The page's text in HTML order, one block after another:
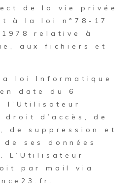
de la vie privée
à la loi n°78-17
relative à
aux fichiers et
loi Informatique
date du 6
l’Utilisateur
droit d’accès, de
de suppression et
ses données
L’Utilisateur
par mail via